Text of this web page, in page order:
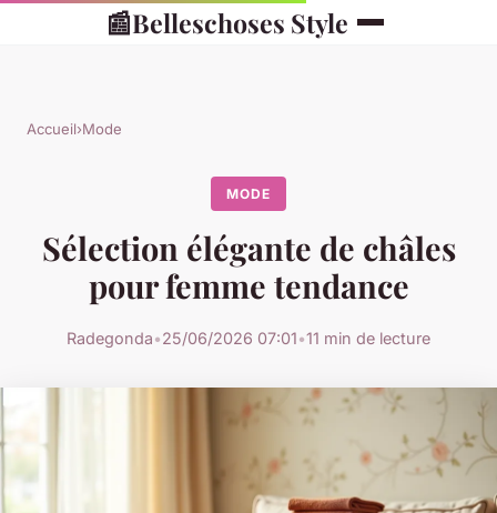
📰Belleschoses Style
Accueil›Mode
MODE
Sélection élégante de châles
pour femme tendance
Radegonda•25/06/2026 07:01•11 min de lecture